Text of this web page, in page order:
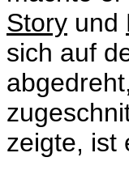
Story und
sich auf
zeigte, ist